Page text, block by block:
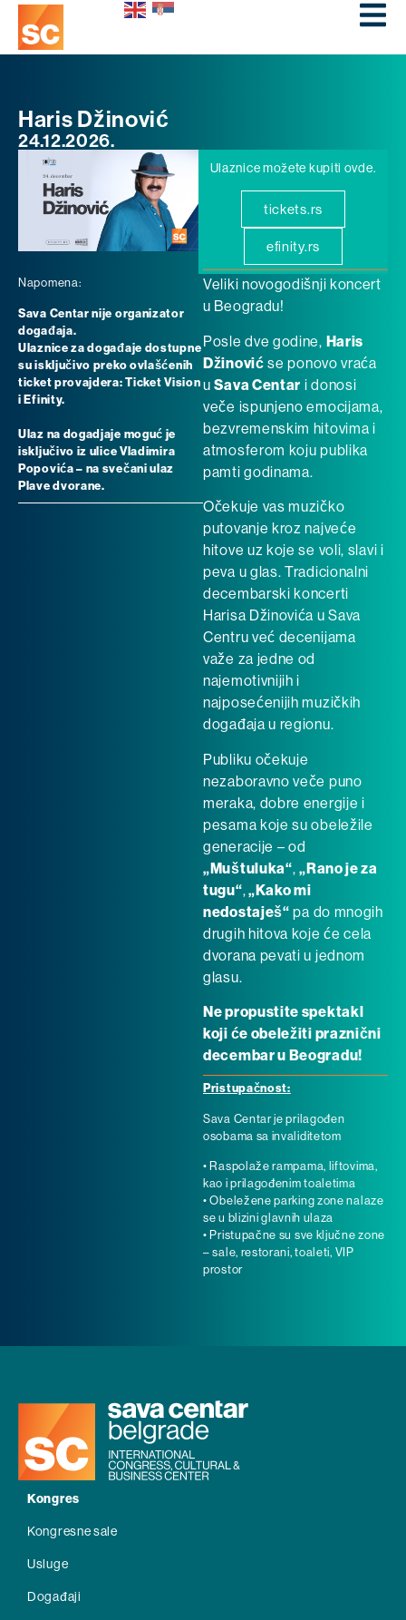
Haris Džinović
24.12.2026.
Ulaznice možete kupiti ovde.
tickets.rs
efinity.rs
Napomena:
Sava Centar nije organizator
događaja.
Ulaznice za događaje dostupne
su isključivo preko ovlašćenih
ticket provajdera: Ticket Vision
i Efinity.
Ulaz na dogadjaje moguć je
isključivo iz ulice Vladimira
Popovića – na svečani ulaz
Plave dvorane.
Veliki novogodišnji koncert
u Beogradu!
Posle dve godine, Haris
Džinović se ponovo vraća
uSava Centar i donosi
veče ispunjeno emocijama,
bezvremenskim hitovima i
atmosferom koju publika
pamti godinama.
Očekuje vas muzičko
putovanje kroz najveće
hitove uz koje se voli, slavi i
peva u glas. Tradicionalni
decembarski koncerti
Harisa Džinovića u Sava
Centru već decenijama
važe za jedne od
najemotivnijih i
najposećenijih muzičkih
događaja u regionu.
Publiku očekuje
nezaboravno veče puno
meraka, dobre energije i
pesama koje su obeležile
generacije – od
„Muštuluka“,„Rano je za
tugu“,„Kako mi
nedostaješ“ pa do mnogih
drugih hitova koje će cela
dvorana pevati u jednom
glasu.
Ne propustite spektakl
koji će obeležiti praznični
decembar u Beogradu!
Pristupačnost:
Sava Centar je prilagođen
osobama sa invaliditetom
• Raspolaže rampama, liftovima,
kao i prilagođenim toaletima
• Obeležene parking zone nalaze
se u blizini glavnih ulaza
• Pristupačne su sve ključne zone
– sale, restorani, toaleti, VIP
prostor
Kongres
Kongresne sale
Usluge
Događaji